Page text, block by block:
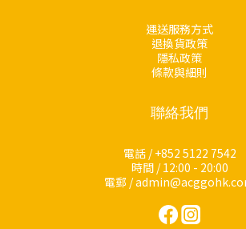
運送服務方式
退換貨政策
隱私政策
條款與細則
聯絡我們
電話 / +852 5122 7542
時間 / 12:00 - 20:00
電郵 /